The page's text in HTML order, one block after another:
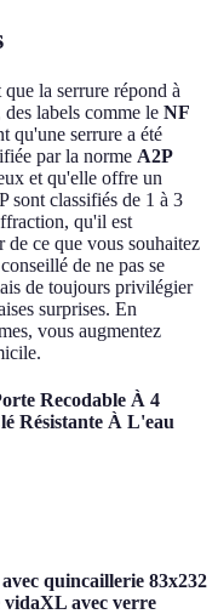
que la serrure répond à
labels comme le NF
qu'une serrure a été
par la norme A2P
et qu'elle offre un
sont classifiés de 1 à 3
qu'il est
de ce que vous souhaitez
de ne pas se
de toujours privilégier
surprises. En
vous augmentez
Recodable À 4
Résistante À L'eau
quincaillerie 83x232
vidaXL avec verre